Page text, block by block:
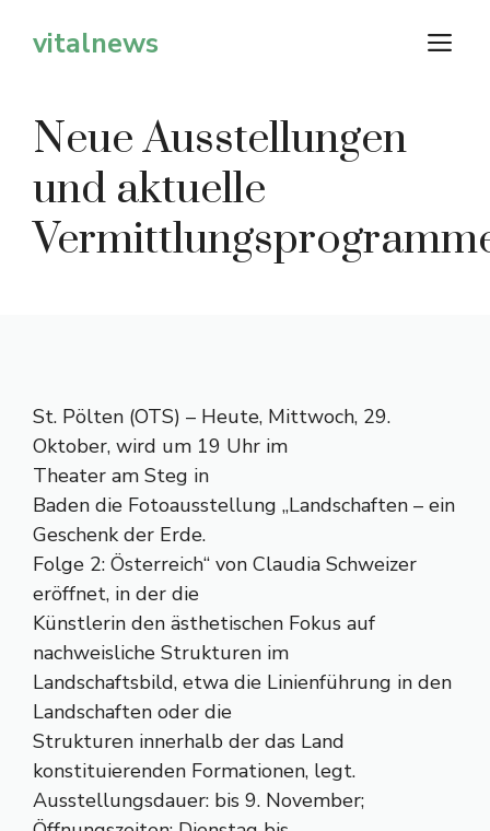
Inhaltvitalnews
Neue Ausstellungen
und aktuelle
St. Pölten (OTS) – Heute, Mittwoch, 29.
Oktober, wird um 19 Uhr im
Theater am Steg in
Baden die Fotoausstellung „Landschaften – ein
Geschenk der Erde.
Folge 2: Österreich“ von Claudia Schweizer
eröffnet, in der die
Künstlerin den ästhetischen Fokus auf
nachweisliche Strukturen im
Landschaftsbild, etwa die Linienführung in den
Landschaften oder die
Strukturen innerhalb der das Land
konstituierenden Formationen, legt.
Ausstellungsdauer: bis 9. November;